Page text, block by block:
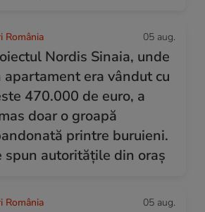
România 05 aug.
Nordis Sinaia, unde
apartament era vândut cu
470.000 de euro, a
doar o groapă
printre buruieni.
spun autoritățile din oraș
România 05 aug.